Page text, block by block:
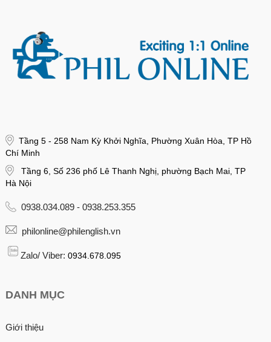
Tầng 5 - 258 Nam Kỳ Khởi Nghĩa, Phường Xuân Hòa, TP Hồ
Chí Minh
Tầng 6, Số 236 phố Lê Thanh Nghị, phường Bạch Mai, TP
Hà Nội
0938.034.089 - 0938.253.355
philonline@philenglish.vn
Zalo/ Viber: 0934.678.095
DANH MỤC
Giới thiệu